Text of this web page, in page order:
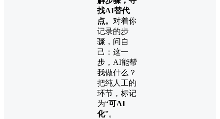
找AI替代
点。 对着你
记录的步
骤，问自
己：这一
步，AI能帮
我做什么？
把纯人工的
环节，标记
为“可AI
化”。